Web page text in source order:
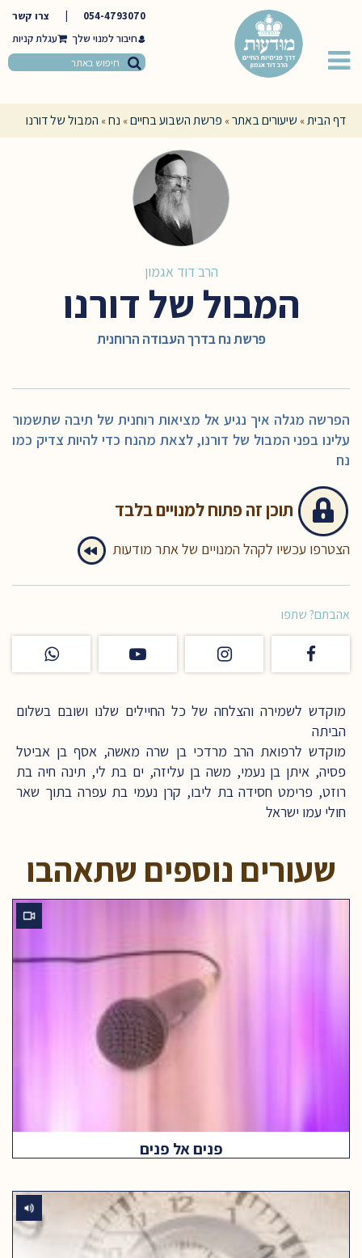
054-4793070
צרו קשר
חיבור למנוי שלך
דף הבית» שיעורים באתר» פרשת השבוע בחיים» נח» המבול של דורנו
הרב דוד אגמון
המבול של דורנו
פרשת נח בדרך העבודה הרוחנית
הפרשה מגלה איך נגיע אל מציאות רוחנית של תיבה שתשמור
עלינו בפני המבול של דורנו, לצאת מהנח כדי להיות צדיק כמו
נח
תוכן זה פתוח למנויים בלבד
הצטרפו עכשיו לקהל המנויים של אתר מודעות
אהבתם? שתפו
מוקדש לשמירה והצלחה של כל החיילים שלנו ושובם בשלום
הביתה
מוקדש לרפואת הרב מרדכי בן שרה מאשה, אסף בן אביטל
פסיה, איתן בן נעמי, משה בן עליזה, ים בת לי, תינה חיה בת
רוזט, פרימט חסידה בת ליבו, קרן נעמי בת עפרה בתוך שאר
חולי עמו ישראל
שעורים נוספים שתאהבו
פנים אל פנים